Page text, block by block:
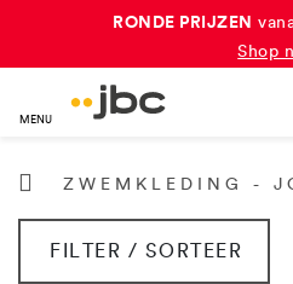
RONDE PRIJZEN
Shop
Yay, ontvangdubbele JBC-
MENU
ZWEMKLEDING -
FILTER / SORTEER